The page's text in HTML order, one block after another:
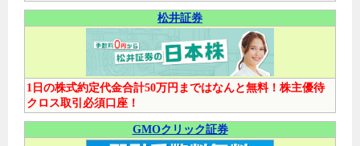
松井証券
1日の株式約定代金合計50万円まではなんと無料！株主優待
クロス取引必須口座！
GMOクリック証券